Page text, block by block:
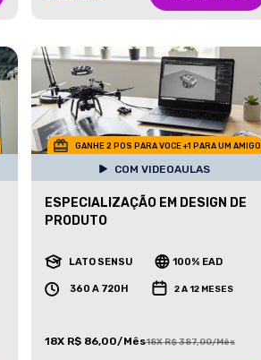
GANHE 2 POS PARA VOCE +1 PARA UM AMIGO
COM VIDEOAULAS
ESPECIALIZAÇÃO EM DESIGN DE
PRODUTO
LATO SENSU 100% EAD
360 A 720H 2 A 12 MESES
18X R$ 86,00/Mês18X R$ 387,00/Mês